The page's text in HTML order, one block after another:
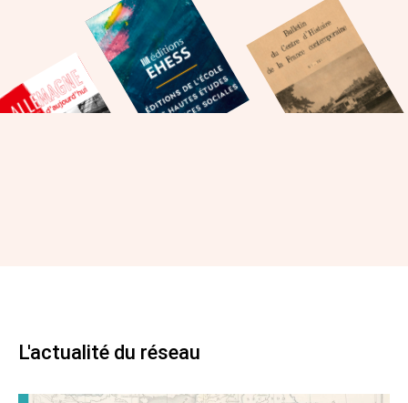
L'actualité du réseau